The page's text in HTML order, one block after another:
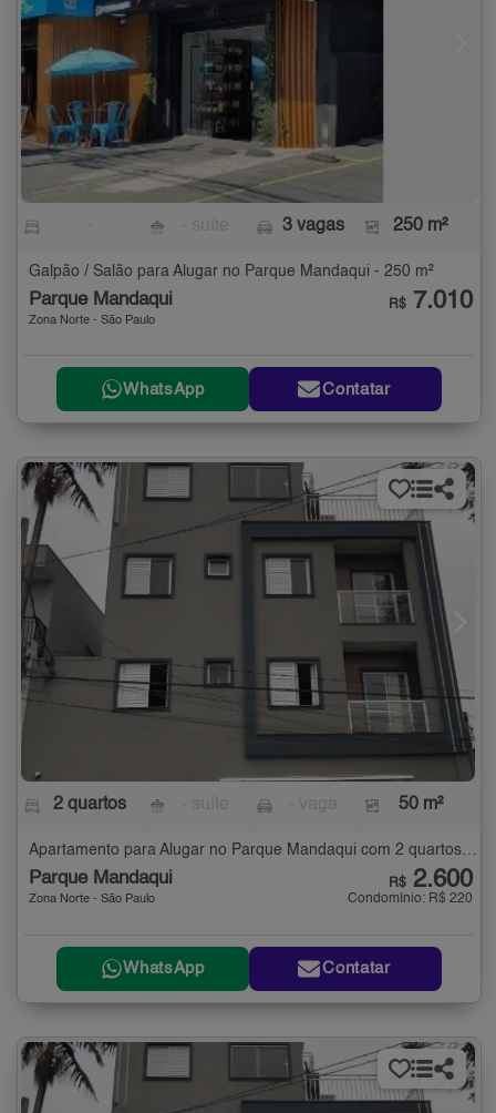
3 vagas 250 m²
Galpão / Salão para Alugar no Parque Mandaqui - 250 m²
Parque Mandaqui
Zona Norte - São Paulo
R$ 7.010
WhatsApp Contatar
2 quartos 50 m²
Apartamento para Alugar no Parque Mandaqui com 2 quartos - 50 m²
Parque Mandaqui
Zona Norte - São Paulo
R$ 2.600
Condomínio: R$ 220
WhatsApp Contatar